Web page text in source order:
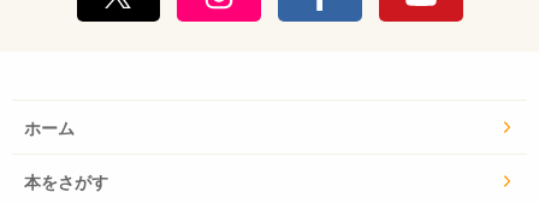
ホーム
本をさがす